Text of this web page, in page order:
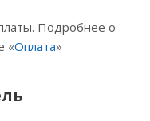
Подробнее о
«Оплата»